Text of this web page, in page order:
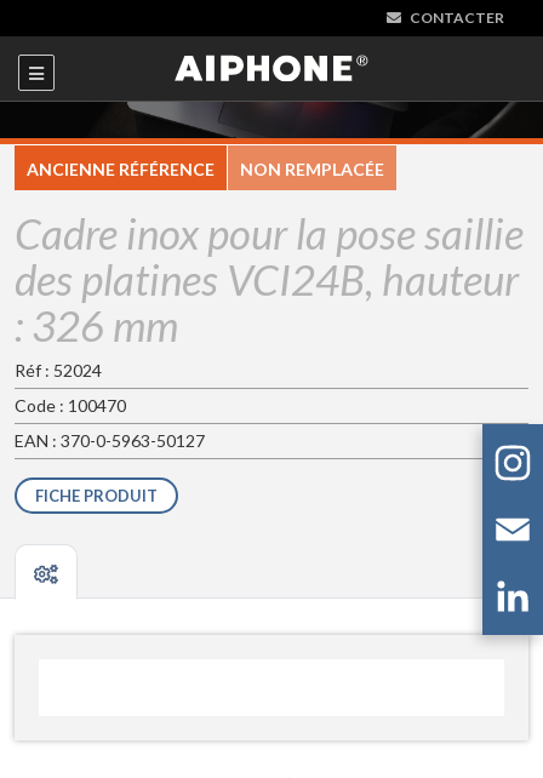
CONTACTER
ANCIENNE RÉFÉRENCE NON REMPLACÉE
Cadre inox pour la pose saillie
des platines VCI24B, hauteur
: 326 mm
Réf : 52024
Code : 100470
EAN : 370-0-5963-50127
FICHE PRODUIT